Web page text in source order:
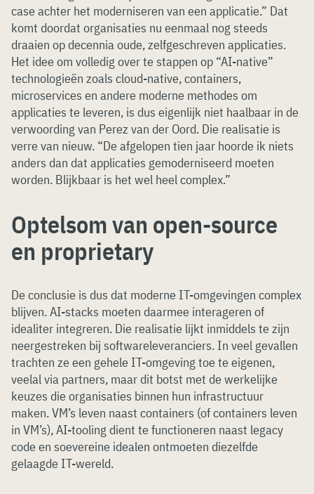
case achter het moderniseren van een applicatie.” Dat
komt doordat organisaties nu eenmaal nog steeds
draaien op decennia oude, zelfgeschreven applicaties.
Het idee om volledig over te stappen op “AI-native”
technologieën zoals cloud-native, containers,
microservices en andere moderne methodes om
applicaties te leveren, is dus eigenlijk niet haalbaar in de
verwoording van Perez van der Oord. Die realisatie is
verre van nieuw. “De afgelopen tien jaar hoorde ik niets
anders dan dat applicaties gemoderniseerd moeten
worden. Blijkbaar is het wel heel complex.”
Optelsom van open-source
en proprietary
De conclusie is dus dat moderne IT-omgevingen complex
blijven. AI-stacks moeten daarmee interageren of
idealiter integreren. Die realisatie lijkt inmiddels te zijn
neergestreken bij softwareleveranciers. In veel gevallen
trachten ze een gehele IT-omgeving toe te eigenen,
veelal via partners, maar dit botst met de werkelijke
keuzes die organisaties binnen hun infrastructuur
maken. VM’s leven naast containers (of containers leven
in VM’s), AI-tooling dient te functioneren naast legacy
code en soevereine idealen ontmoeten diezelfde
gelaagde IT-wereld.